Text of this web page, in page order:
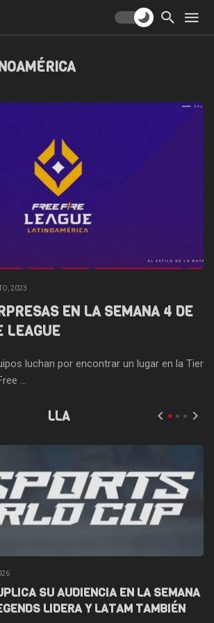
2023
EN LA SEMANA 4 DE
LEAGUE
luchan por encontrar un lugar en la Tier
...
LLA
SU AUDIENCIA EN LA SEMANA
LIDERA Y LATAM TAMBIÉN